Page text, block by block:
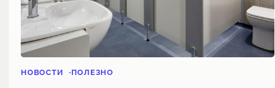
НОВОСТИ ПОЛЕЗНО